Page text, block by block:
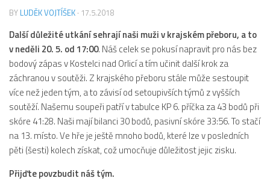
Fotogalerie
Klub
Kontakt
Vedení
Historie
Dokumenty
Aktuality
A tým
Zápasy MA 2026/27
BY LUDĚK VOJTÍŠEK · 17.5.2018
Další důležité utkání sehrají naši muži v krajském přeboru, a to
v neděli 20. 5. od 17:00. Náš celek se pokusí napravit pro nás bez
bodový zápas v Kostelci nad Orlicí a tím učinit další krok za
záchranou v soutěži. Z krajského přeboru stále může sestoupit
více než jeden tým, a to závisí od setoupivších týmů z vyšších
soutěží. Našemu soupeři patří v tabulce KP 6. příčka za 43 bodů při
skóre 41:28. Naši mají bilanci 30 bodů, pasivní skóre 33:56. To stačí
na 13. místo. Ve hře je ještě mnoho bodů, které lze v posledních
pěti (šesti) kolech získat, což umocňuje důležitost jejic zisku.
Přijďte povzbudit náš tým.